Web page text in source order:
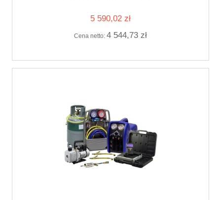
5 590,02 zł
Cena netto: 4 544,73 zł